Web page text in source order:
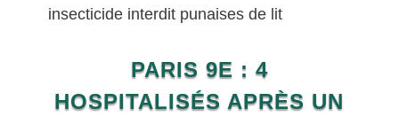
insecticide interdit punaises de lit
PARIS 9E : 4
HOSPITALISÉS APRÈS UN